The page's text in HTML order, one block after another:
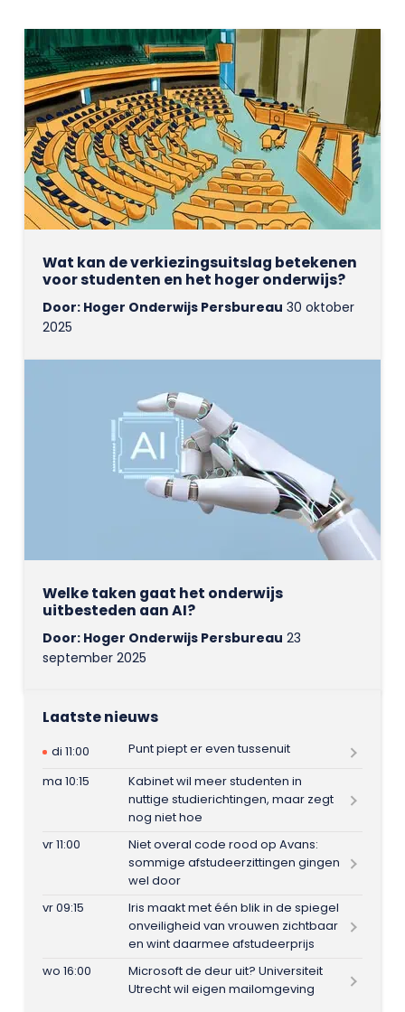
Wat kan de verkiezingsuitslag betekenen
voor studenten en het hoger onderwijs?
Door: Hoger Onderwijs Persbureau 30 oktober
2025
Welke taken gaat het onderwijs
uitbesteden aan AI?
Door: Hoger Onderwijs Persbureau 23
september 2025
Laatste nieuws
di 11:00
Punt piept er even tussenuit
ma 10:15
Kabinet wil meer studenten in
nuttige studierichtingen, maar zegt
nog niet hoe
vr 11:00
Niet overal code rood op Avans:
sommige afstudeerzittingen gingen
wel door
vr 09:15
Iris maakt met één blik in de spiegel
onveiligheid van vrouwen zichtbaar
en wint daarmee afstudeerprijs
wo 16:00
Microsoft de deur uit? Universiteit
Utrecht wil eigen mailomgeving